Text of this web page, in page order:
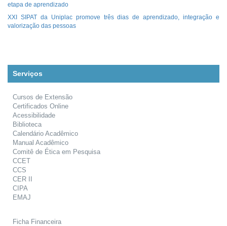
etapa de aprendizado
XXI SIPAT da Uniplac promove três dias de aprendizado, integração e
valorização das pessoas
Serviços
Cursos de Extensão
Certificados Online
Acessibilidade
Biblioteca
Calendário Acadêmico
Manual Acadêmico
Comitê de Ética em Pesquisa
CCET
CCS
CER II
CIPA
EMAJ
Ficha Financeira